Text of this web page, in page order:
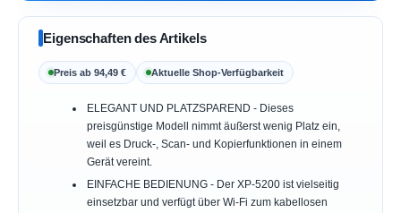
Eigenschaften des Artikels
Preis ab 94,49 € Aktuelle Shop-Verfügbarkeit
ELEGANT UND PLATZSPAREND - Dieses
preisgünstige Modell nimmt äußerst wenig Platz ein,
weil es Druck-, Scan- und Kopierfunktionen in einem
Gerät vereint.
EINFACHE BEDIENUNG - Der XP-5200 ist vielseitig
einsetzbar und verfügt über Wi-Fi zum kabellosen